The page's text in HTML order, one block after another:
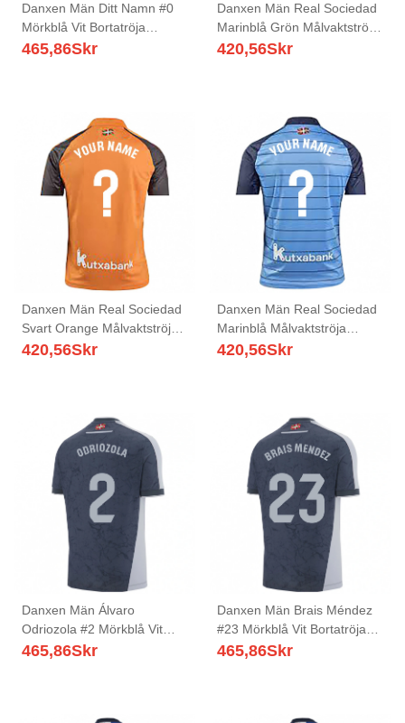
Danxen Män Ditt Namn #0
Mörkblå Vit Bortatröja
Matchtröjor 2025/26 Tröjor
465,86Skr
Danxen Män Real Sociedad
Marinblå Grön Målvaktströja
2025/26 T-tröja
420,56Skr
Danxen Män Real Sociedad
Svart Orange Målvaktströja
2025/26 T-tröja
420,56Skr
Danxen Män Real Sociedad
Marinblå Målvaktströja
2025/26 T-tröja
420,56Skr
Danxen Män Álvaro
Odriozola #2 Mörkblå Vit
Bortatröja Matchtröjor
465,86Skr
Danxen Män Brais Méndez
#23 Mörkblå Vit Bortatröja
Matchtröjor 2025/26 Tröjor
465,86Skr